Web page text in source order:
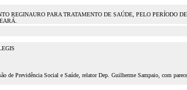
REGINAURO PARA TRATAMENTO DE SAÚDE, PELO PERÍODO
de Previdência Social e Saúde, relator Dep. Guilherme Sampaio, com